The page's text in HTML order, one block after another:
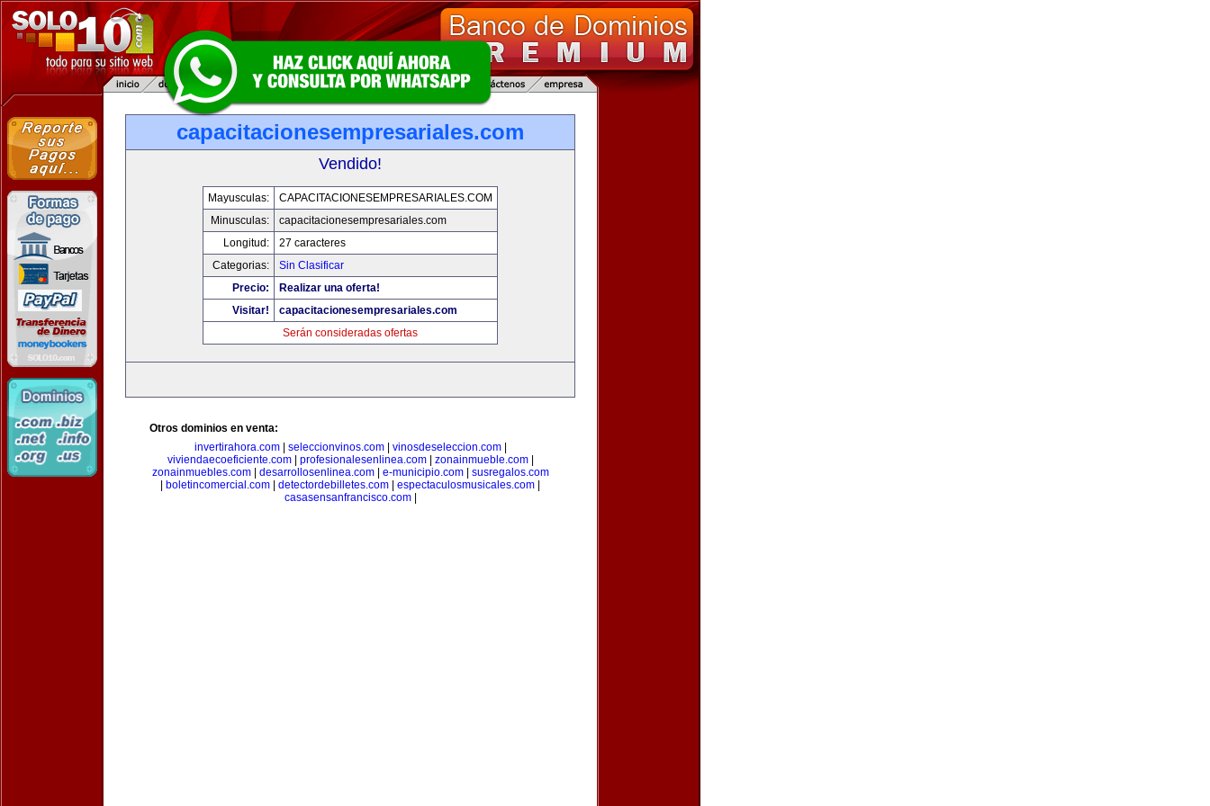
capacitacionesempresariales.com
Vendido!
Mayusculas:
CAPACITACIONESEMPRESARIALES.COM
Minusculas:
capacitacionesempresariales.com
Longitud:
27 caracteres
Categorias:
Sin Clasificar
Precio:
Realizar una oferta!
Visitar!
capacitacionesempresariales.com
Serán consideradas ofertas
Otros dominios en venta:
invertirahora.com| seleccionvinos.com| vinosdeseleccion.com|
viviendaecoeficiente.com| profesionalesenlinea.com| zonainmueble.com|
zonainmuebles.com| desarrollosenlinea.com| e-municipio.com| susregalos.com
boletincomercial.com detectordebilletes.com espectaculosmusicales.com
casasensanfrancisco.com|